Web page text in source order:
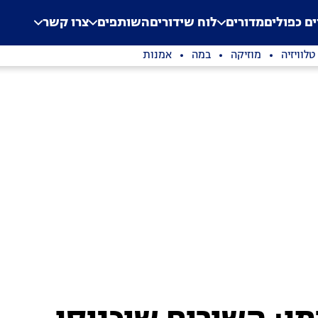
Application error: a
. כפוליםמדורים לוח שידוריםהשותפים צרו קשר
טלוויזיה מוזיקה במה אמנות